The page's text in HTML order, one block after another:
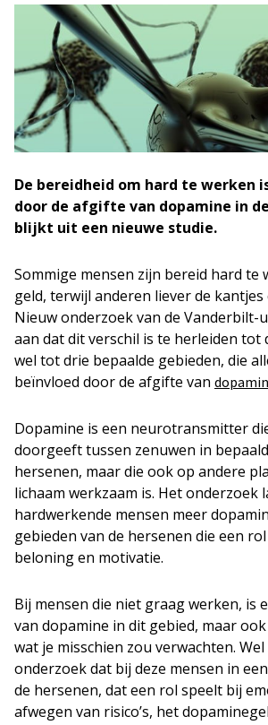
De bereidheid om hard te werken
door de afgifte van dopamine in
blijkt uit een nieuwe studie.
Sommige mensen zijn bereid hard te
geld, terwijl anderen liever de kantjes
Nieuw onderzoek van de
aan dat dit verschil is te herleiden tot
wel tot drie bepaalde gebieden, die
beïnvloed door de afgifte van
Dopamine is een neurotransmitter
doorgeeft tussen zenuwen in
hersenen, maar die ook op andere
lichaam werkzaam is. Het onderzoek
hardwerkende mensen meer
gebieden van de hersenen die een
beloning en motivatie.
Bij mensen die niet graag werken, is
van dopamine in dit gebied, maar
wat je misschien zou verwachten.
onderzoek dat bij deze mensen in
de hersenen, dat een rol speelt bij
afwegen van risico’s, het